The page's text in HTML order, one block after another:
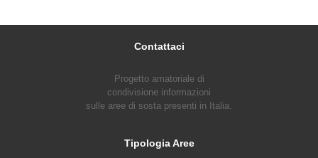
Contattaci
Progetto amatoriale di
condivisione informazioni
sulle aree di sosta presenti in Italia.
Tipologia Aree